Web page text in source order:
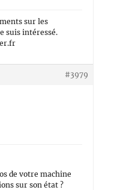
sur les
suis intéressé.
#3979
de votre machine
sur son état ?